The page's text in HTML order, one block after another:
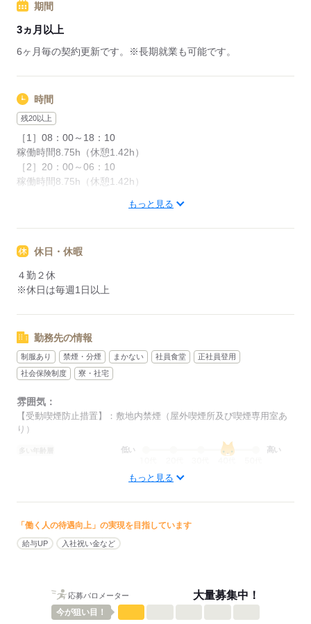
期間
3ヵ月以上
6ヶ月毎の契約更新です。※長期就業も可能です。
時間
残20以上
［1］08：00～18：10
稼働時間8.75h（休憩1.42h）
［2］20：00～06：10
稼働時間8.75h（休憩1.42h）
もっと見る
休日・休暇
４勤２休
※休日は毎週1日以上
勤務先の情報
制服あり 禁煙・分煙 まかない 社員食堂
正社員登用
社会保険制度
寮・社宅
雰囲気：
【受動喫煙防止措置】：敷地内禁煙（屋外喫煙所及び喫煙専用室あ
り）
低い 高い
男性
仕事の仕方 ひとりで
男女比（男6：女4）
平均年齢40歳
もっと見る
「働く人の待遇向上」の実現を目指しています
給与UP 入社祝い金など
応募バロメーター 大量募集中！
今が狙い目！